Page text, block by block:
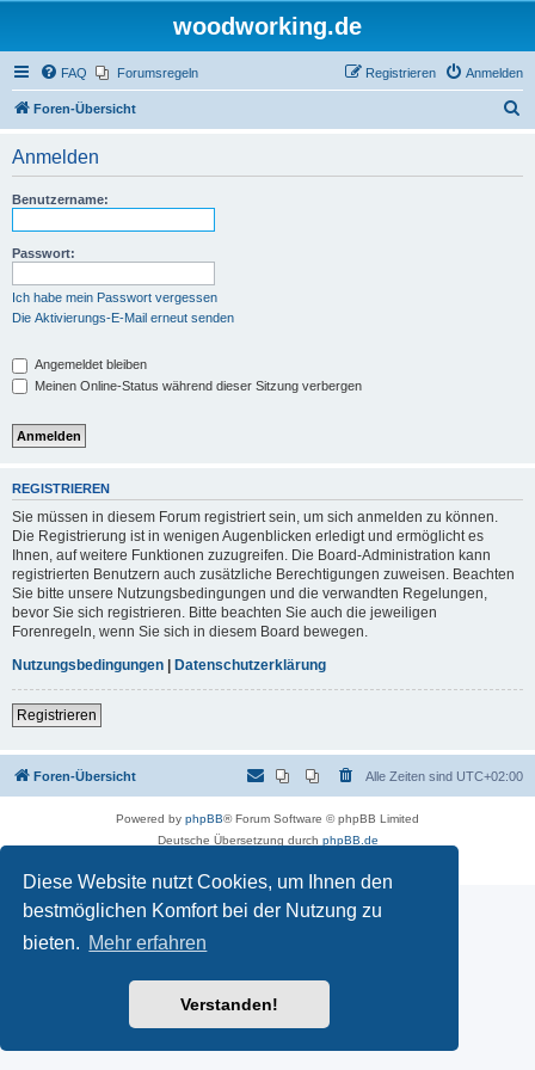
Diese Website nutzt Cookies, um Ihnen den
bestmöglichen Komfort bei der Nutzung zu
bieten. Mehr erfahren
Verstanden!
woodworking.de
FAQ Forumsregeln Anmelden
Registrieren
Foren-Übersicht
Anmelden
Benutzername:
Passwort:
Ich habe mein Passwort vergessen
Die Aktivierungs-E-Mail erneut senden
Angemeldet bleiben
Meinen Online-Status während dieser Sitzung verbergen
REGISTRIEREN
Sie müssen in diesem Forum registriert sein, um sich anmelden zu können.
Die Registrierung ist in wenigen Augenblicken erledigt und ermöglicht es
Ihnen, auf weitere Funktionen zuzugreifen. Die Board-Administration kann
registrierten Benutzern auch zusätzliche Berechtigungen zuweisen. Beachten
Sie bitte unsere Nutzungsbedingungen und die verwandten Regelungen,
bevor Sie sich registrieren. Bitte beachten Sie auch die jeweiligen
Forenregeln, wenn Sie sich in diesem Board bewegen.
Nutzungsbedingungen | Datenschutzerklärung
Registrieren
Foren-Übersicht Alle Zeiten sind UTC+02:00
Powered by phpBB® Forum Software © phpBB Limited
Deutsche Übersetzung durch phpBB.de